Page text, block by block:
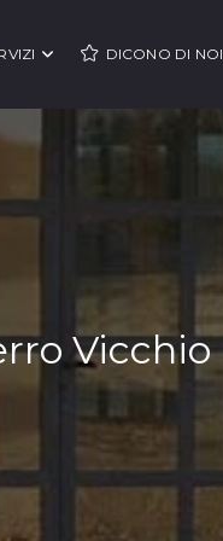
DICONO DI NOI
Vicchio